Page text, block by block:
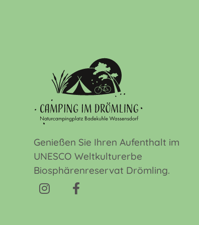
Genießen Sie Ihren Aufenthalt im
UNESCO Weltkulturerbe
Biosphärenreservat Drömling.